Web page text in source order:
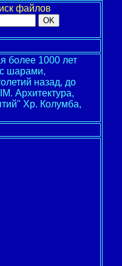
файлов
более 1000 лет
с шарами,
назад, до
Архитектура,
Хр. Колумба,